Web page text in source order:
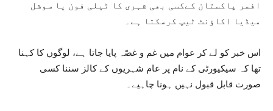
افسر پاکستان کےکسی بھی شہری کا ٹیلی فون یا سوشل
میڈیا اکاؤنٹ ٹیپ کرسکتا ہے۔
اس خبر کو لے کر عوام میں غم و غصّہ پایا جاتا ہے، لوگوں کا کہنا
تھا کہ سیکیورٹی کے نام پر عام شہریوں کے کالز سننا کسی
صورت قابل قبول نہیں ہونا چاہیے۔